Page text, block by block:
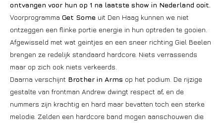
ontvangen voor hun op 1 na laatste show in Nederland ooit.
Voorprogramma Get Some uit Den Haag kunnen we niet
ontzeggen een flinke portie energie in hun optreden te gooien.
Afgewisseld met wat geintjes en een sneer richting Giel Beelen
brengen ze redelijk standaard hardcore. Niets verrassends
maar op zich ook niets verkeerds.
Daarna verschijnt Brother in Arms op het podium. De rijzige
gestalte van frontman Andrew dwingt respect af, en de
nummers zijn krachtig en hard maar bevatten toch een sterke
melodie. Zelden een hardcore band mogen aanschouwen die